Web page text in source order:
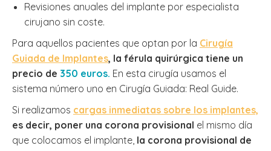
Revisiones anuales del implante por especialista
cirujano sin coste.
Para aquellos pacientes que optan por la Cirugía
Guiada de Implantes, la férula quirúrgica tiene un
precio de 350 euros. En esta cirugía usamos el
sistema número uno en Cirugía Guiada: Real Guide.
Si realizamos cargas inmediatas sobre los implantes,
es decir, poner una corona provisional el mismo día
que colocamos el implante, la corona provisional de